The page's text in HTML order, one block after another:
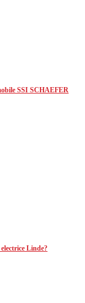
SSI SCHAEFER
Linde?